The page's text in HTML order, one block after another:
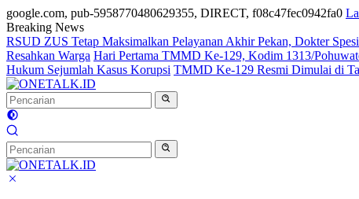
google.com, pub-5958770480629355, DIRECT, f08c47fec0942fa0
Breaking News
RSUD ZUS Tetap Maksimalkan Pelayanan Akhir Pekan, Dokter
Resahkan Warga Hari Pertama TMMD Ke-129, Kodim 1313/
Hukum Sejumlah Kasus Korupsi TMMD Ke-129 Resmi Dimulai di